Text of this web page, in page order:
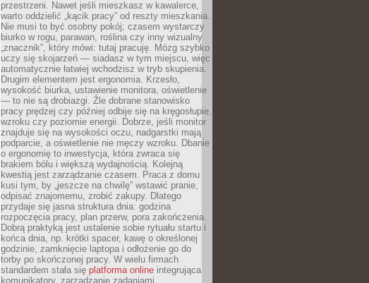
przestrzeni. Nawet jeśli mieszkasz w kawalerce,
warto oddzielić „kącik pracy” od reszty mieszkania.
Nie musi to być osobny pokój; czasem wystarczy
biurko w rogu, parawan, roślina czy inny wizualny
„znacznik”, który mówi: tutaj pracuję. Mózg szybko
uczy się skojarzeń — siadasz w tym miejscu, więc
automatycznie łatwiej wchodzisz w tryb skupienia.
Drugim elementem jest ergonomia. Krzesło,
wysokość biurka, ustawienie monitora, oświetlenie
— to nie są drobiazgi. Źle dobrane stanowisko
pracy prędzej czy później odbije się na kręgosłupie,
wzroku czy poziomie energii. Dobrze, jeśli monitor
znajduje się na wysokości oczu, nadgarstki mają
podparcie, a oświetlenie nie męczy wzroku. Dbanie
o ergonomię to inwestycja, która zwraca się
brakiem bólu i większą wydajnością. Kolejną
kwestią jest zarządzanie czasem. Praca z domu
kusi tym, by „jeszcze na chwilę” wstawić pranie,
odpisać znajomemu, zrobić zakupy. Dlatego
przydaje się jasna struktura dnia: godzina
rozpoczęcia pracy, plan przerw, pora zakończenia.
Dobrą praktyką jest ustalenie sobie rytuału startu i
końca dnia, np. krótki spacer, kawę o określonej
godzinie, zamknięcie laptopa i odłożenie go do
torby po skończonej pracy. W wielu firmach
standardem stała się platforma online integrująca
komunikatory, zarządzanie zadaniami,